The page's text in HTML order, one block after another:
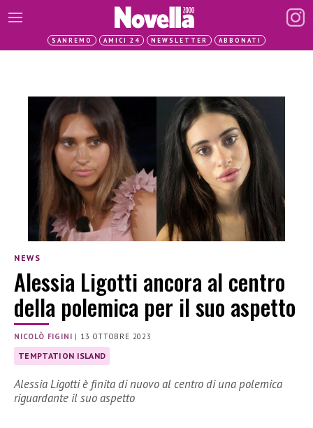
SANREMO AMICI 24 NEWSLETTER ABBONATI
NEWS
Alessia Ligotti ancora al centro
della polemica per il suo aspetto
NICOLÒ FIGINI | 13 OTTOBRE 2023
TEMPTATION ISLAND
Alessia Ligotti è finita di nuovo al centro di una polemica
riguardante il suo aspetto